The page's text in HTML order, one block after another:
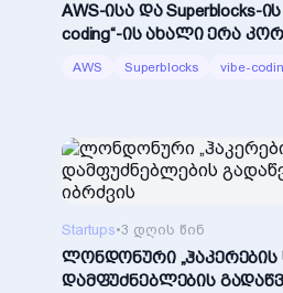
AWS-ისა და Superblocks-
coding“-ის ახალი ერა
AWS Superblocks vibe-
Startups•3 დღის წინ
ლონდონური
დამფუძნებლების